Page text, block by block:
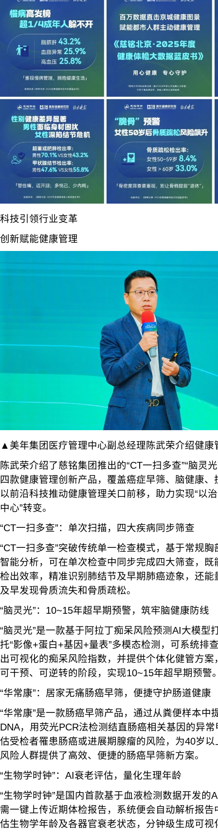
科技引领行业变革
创新赋能健康管理
▲美年集团医疗管理中心副总经理陈武荣介绍健康
陈武荣介绍了慈铭集团推出的“CT一扫多查”“脑灵光
四款健康管理创新产品，覆盖癌症早筛、脑健康
以前沿科技推动健康管理关口前移，助力实现“以
中心”转变。
“CT一扫多查”：单次扫描，四大疾病同步筛查
“CT一扫多查”突破传统单一检查模式，基于常规
智能分析，可在单次检查中同步完成四大筛查，
检出效率，精准识别肺结节及早期肺癌迹象，还
及早发现骨质流失和骨质疏松。
“脑灵光”：10~15年超早期预警，筑牢脑健康防线
“脑灵光”是一款基于阿拉丁痴呆风险预测AI大模型
托“影像+蛋白+基因+量表”多模态检测，可系统排
出可视化的痴呆风险指数，并提供个体化健管方
可干预、可逆转的阶段，实现10~15年超早期预警
“华常康”：居家无痛肠癌早筛，便捷守护肠道健康
“华常康”是一款肠癌早筛产品，通过从粪便样本中
DNA，用荧光PCR法检测结直肠癌相关基因的异
估受检者罹患肠癌或进展期腺瘤的风险，为40岁
风险人群提供了高效、便捷的肠癌早筛新方案。
“生物学时钟”：AI衰老评估，量化生理年龄
“生物学时钟”是国内首款基于血液检测数据开发的
需一键上传近期体检报告，系统便会自动解析报
估生物学年龄及各器官衰老状态，分钟级生成可